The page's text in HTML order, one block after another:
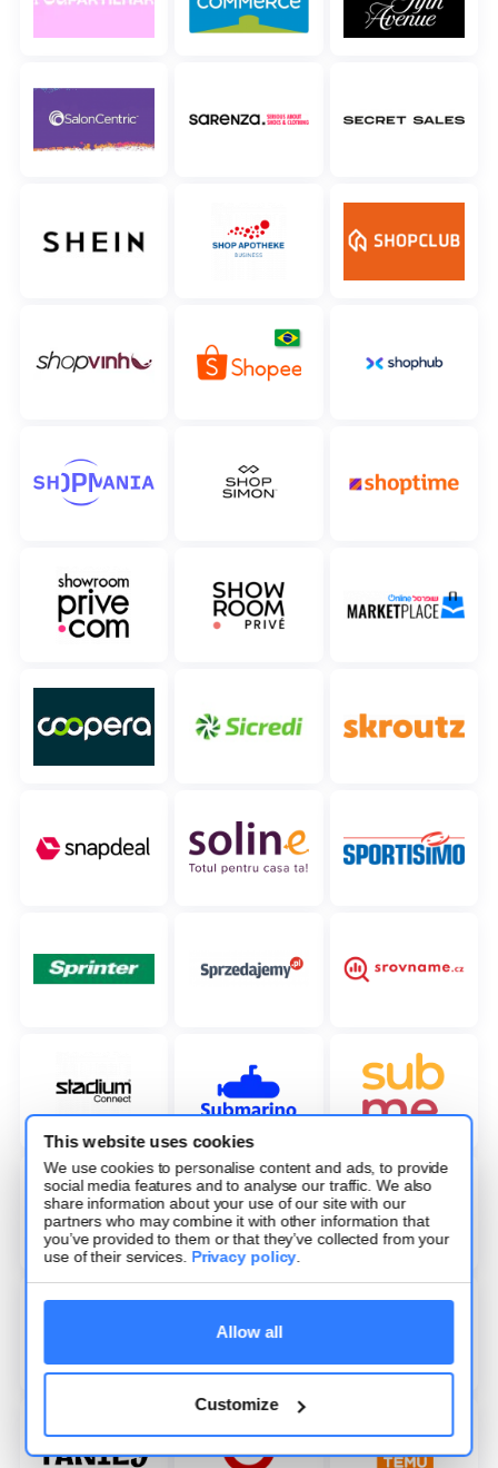
This website uses cookies
We use cookies to personalise content and ads, to provide
social media features and to analyse our traffic. We also
share information about your use of our site with our
partners who may combine it with other information that
you’ve provided to them or that they’ve collected from your
use of their services. Privacy policy.
Allow all
Customize